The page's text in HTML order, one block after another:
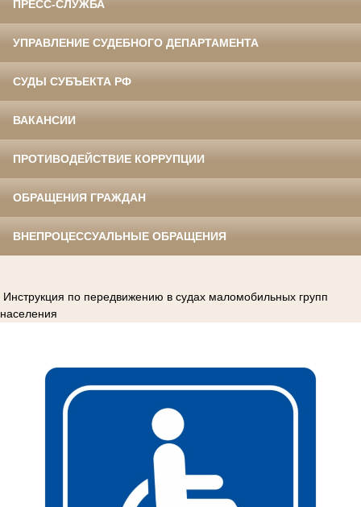
ПРЕСС-СЛУЖБА
УПРАВЛЕНИЕ СУДЕБНОГО ДЕПАРТАМЕНТА
СУДЫ СУБЪЕКТА РФ
ВАКАНСИИ
ПРОТИВОДЕЙСТВИЕ КОРРУПЦИИ
ОБРАЩЕНИЯ ГРАЖДАН
ВНЕПРОЦЕССУАЛЬНЫЕ ОБРАЩЕНИЯ
Инструкция по передвижению в судах маломобильных групп
населения